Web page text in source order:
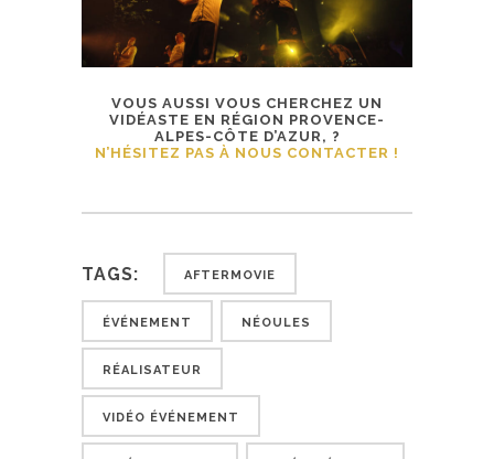
VOUS AUSSI VOUS CHERCHEZ UN
VIDÉASTE EN RÉGION PROVENCE-
ALPES-CÔTE D’AZUR, ?
N’HÉSITEZ PAS À NOUS CONTACTER !
TAGS: AFTERMOVIE
ÉVÉNEMENT NÉOULES
RÉALISATEUR
VIDÉO ÉVÉNEMENT